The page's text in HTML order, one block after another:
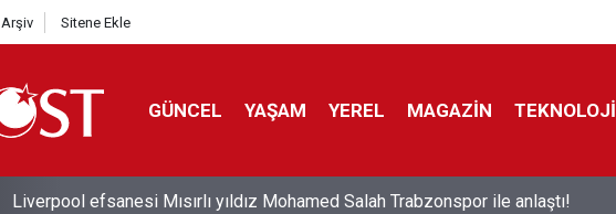
Arşiv Sitene Ekle
GÜNCEL YAŞAM YEREL MAGAZİN TEKNOLOJİ
Liverpool efsanesi Mısırlı yıldız Mohamed Salah Trabzonspor ile anlaştı!